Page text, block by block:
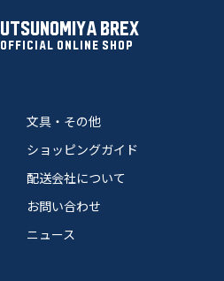
UTSUNOMIYA BREX
OFFICIAL ONLINE SHOP
文具・その他
ショッピングガイド
配送会社について
お問い合わせ
ニュース